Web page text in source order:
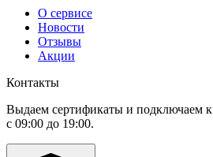
О сервисе
Новости
Отзывы
Акции
Контакты
Выдаем сертификаты и подключаем
с 09:00 до 19:00.